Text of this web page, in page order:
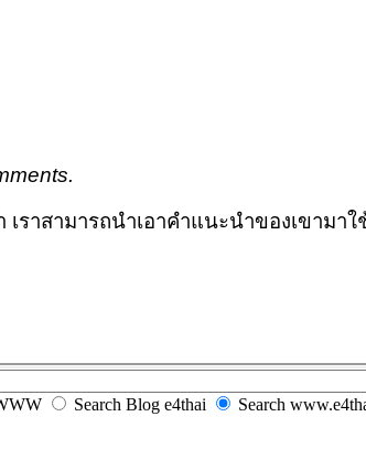
ามารถนำเอาคำแนะนำของเขามาใ
Search Blog e4thai Search